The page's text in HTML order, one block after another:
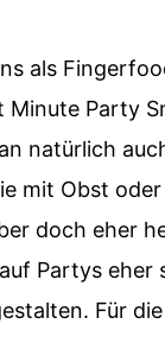
als
Minute Party
natürlich
mit Obst
doch eher
Partys eher
Für